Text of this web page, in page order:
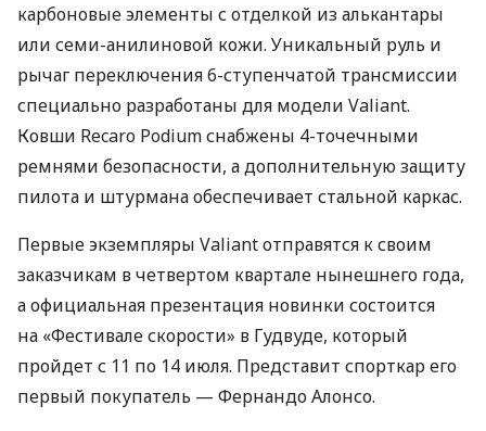
карбоновые элементы с отделкой из алькантары
или семи-анилиновой кожи. Уникальный руль и
рычаг переключения 6-ступенчатой ​​трансмиссии
специально разработаны для модели Valiant.
Ковши Recaro Podium снабжены 4-точечными
ремнями безопасности, а дополнительную защиту
пилота и штурмана обеспечивает стальной каркас.
Первые экземпляры Valiant отправятся к своим
заказчикам в четвертом квартале нынешнего года,
а официальная презентация новинки состоится
на «Фестивале скорости» в Гудвуде, который
пройдет с 11 по 14 июля. Представит спорткар его
первый покупатель — Фернандо Алонсо.